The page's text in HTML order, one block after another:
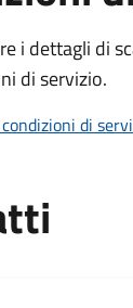
i dettagli di
di servizio.
di